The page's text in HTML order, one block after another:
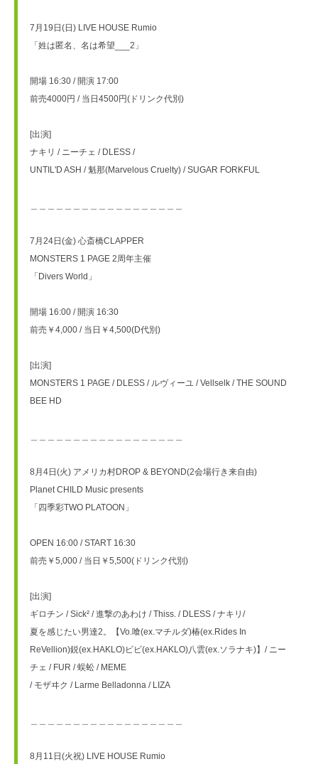
7月19日(日) LIVE HOUSE Rumio
「姓は匿名、名は希望___2」
開場 16:30 / 開演 17:00
前売4000円 / 当日4500円(ドリンク代別)
[出演]
ナキリ / ニーチェ / DLESS /
UNTIL'D ASH / 魁那(Marvelous Cruelty) / SUGAR FORKFUL
7月24日(金) 心斎橋CLAPPER
MONSTERS 1 PAGE 2周年主催
「Divers World」
開場 16:00 / 開演 16:30
前売￥4,000 / 当日￥4,500(D代別)
[出演]
MONSTERS 1 PAGE / DLESS / ルヴィーユ / Vellselk / THE SOUND
BEE HD
8月4日(火) アメリカ村DROP & BEYOND(2会場行き来自由)
Planet CHILD Music presents
「四季彩TWO PLATOON」
OPEN 16:00 / START 16:30
前売￥5,000 / 当日￥5,500(ドリンク代別)
[出演]
ギロチン / Sick² / 進撃のあわけ / Thiss. / DLESS / ナキリ/
夏を感じたい男達2。【Vo.喰(ex.マチルダ)椿(ex.Rides In
ReVellion)鋭(ex.HAKLO)ビビ(ex.HAKLO)八雲(ex.ソラナキ)】/ ニー
チェ / FUR / 蜈蚣 / MEME
/ モザヰク / Larme Belladonna / LIZA
8月11日(火祝) LIVE HOUSE Rumio